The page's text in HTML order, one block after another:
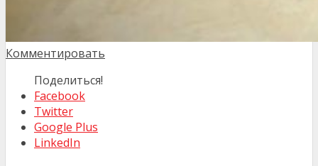
Комментировать
Поделиться!
Facebook
Twitter
Google Plus
LinkedIn